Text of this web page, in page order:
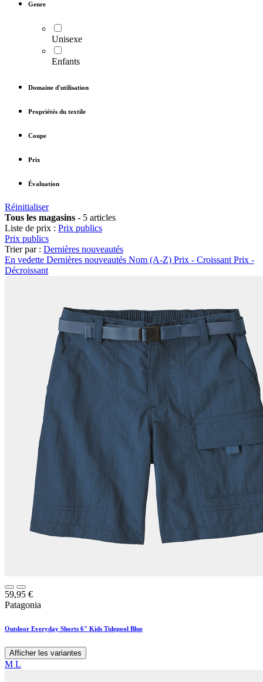
Genre
Unisexe
Enfants
Domaine d'utilisation
Propriétés du textile
Coupe
Prix
Évaluation
Réinitialiser
Tous les magasins - 5 articles
Liste de prix : Prix publics
Prix publics
Trier par : Dernières nouveautés
En vedette Dernières nouveautés Nom (A-Z) Prix - Croissant Prix -
Décroissant
59,95 €
Patagonia
Outdoor Everyday Shorts 6" Kids Tidepool Blue
Afficher les variantes
M L